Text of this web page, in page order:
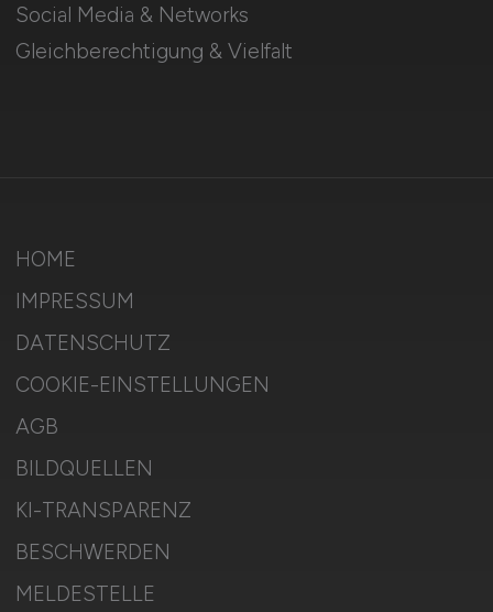
Social Media & Networks
Gleichberechtigung & Vielfalt
HOME
IMPRESSUM
DATENSCHUTZ
COOKIE-EINSTELLUNGEN
AGB
BILDQUELLEN
KI-TRANSPARENZ
BESCHWERDEN
MELDESTELLE